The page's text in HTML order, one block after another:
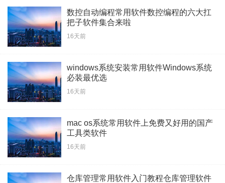
数控自动编程常用软件数控编程的六大扛
把子软件集合来啦
16天前
windows系统安装常用软件Windows系统
必装最优选
16天前
mac os系统常用软件上免费又好用的国产
工具类软件
16天前
仓库管理常用软件入门教程仓库管理软件